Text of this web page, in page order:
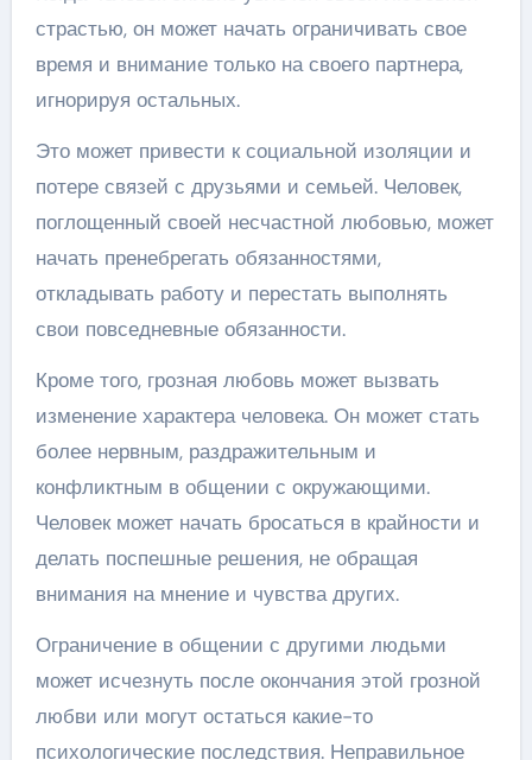
страстью, он может начать ограничивать свое
время и внимание только на своего партнера,
игнорируя остальных.
Это может привести к социальной изоляции и
потере связей с друзьями и семьей. Человек,
поглощенный своей несчастной любовью, может
начать пренебрегать обязанностями,
откладывать работу и перестать выполнять
свои повседневные обязанности.
Кроме того, грозная любовь может вызвать
изменение характера человека. Он может стать
более нервным, раздражительным и
конфликтным в общении с окружающими.
Человек может начать бросаться в крайности и
делать поспешные решения, не обращая
внимания на мнение и чувства других.
Ограничение в общении с другими людьми
может исчезнуть после окончания этой грозной
любви или могут остаться какие-то
психологические последствия. Неправильное